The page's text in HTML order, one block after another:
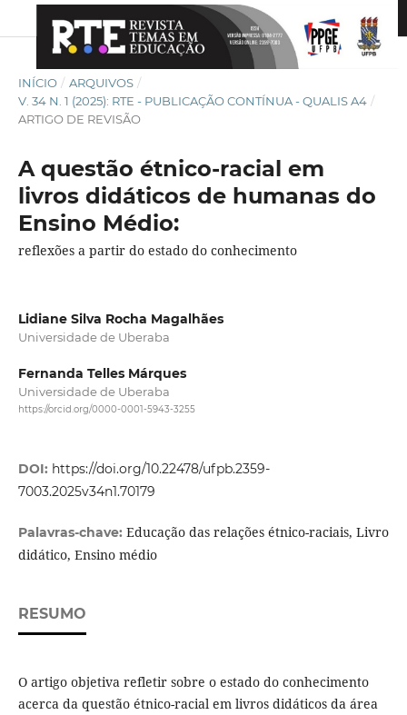
INÍCIO / ARQUIVOS /
V. 34 N. 1 (2025): RTE - PUBLICAÇÃO CONTÍNUA - QUALIS A4 /
ARTIGO DE REVISÃO
A questão étnico-racial em
livros didáticos de humanas do
Ensino Médio:
reflexões a partir do estado do conhecimento
Lidiane Silva Rocha Magalhães
Universidade de Uberaba
Fernanda Telles Márques
Universidade de Uberaba
https://orcid.org/0000-0001-5943-3255
DOI: https://doi.org/10.22478/ufpb.2359-
7003.2025v34n1.70179
Palavras-chave: Educação das relações étnico-raciais, Livro
didático, Ensino médio
RESUMO
O artigo objetiva refletir sobre o estado do conhecimento
acerca da questão étnico-racial em livros didáticos da área